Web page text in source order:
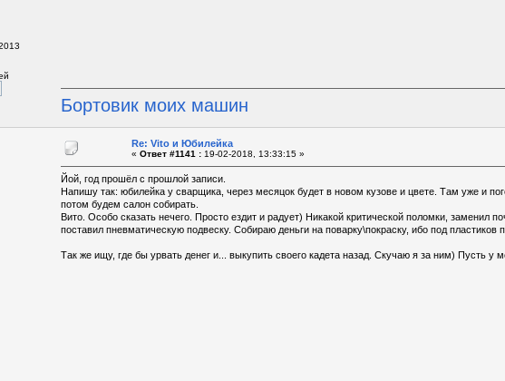
Бортовик моих машин
Re: Vito и Юбилейка
« Ответ #1141 :19-02-2018, 13:33:15 »
Йой, год прошёл с прошлой записи.
Напишу так: юбилейка у сварщика, через месяцок будет в новом кузове и цвете. Там уже и
потом будем салон собирать.
Вито. Особо сказать нечего. Просто ездит и радует) Никакой критической поломки, заменил
поставил пневматическую подвеску. Собираю деньги на поварку\покраску, ибо под пластиков
Так же ищу, где бы урвать денег и... выкупить своего кадета назад. Скучаю я за ним) Пусть у